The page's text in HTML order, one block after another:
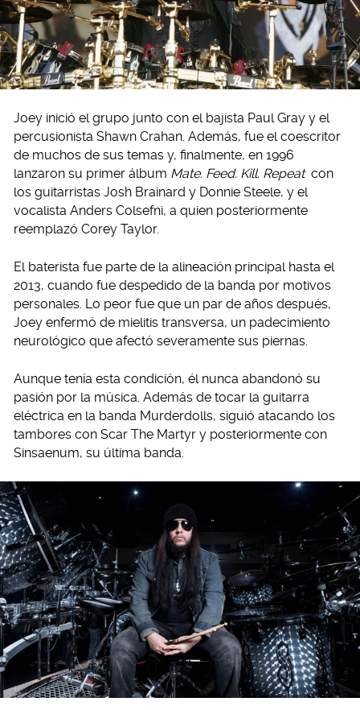
Joey inició el grupo junto con el bajista Paul Gray y el
percusionista Shawn Crahan. Además, fue el coescritor
de muchos de sus temas y, finalmente, en 1996
lanzaron su primer álbum Mate. Feed. Kill. Repeat con
los guitarristas Josh Brainard y Donnie Steele, y el
vocalista Anders Colsefni, a quien posteriormente
reemplazó Corey Taylor.
El baterista fue parte de la alineación principal hasta el
2013, cuando fue despedido de la banda por motivos
personales. Lo peor fue que un par de años después,
Joey enfermó de mielitis transversa, un padecimiento
neurológico que afectó severamente sus piernas.
Aunque tenía esta condición, él nunca abandonó su
pasión por la música. Además de tocar la guitarra
eléctrica en la banda Murderdolls, siguió atacando los
tambores con Scar The Martyr y posteriormente con
Sinsaenum, su última banda.